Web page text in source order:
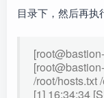
目录下，然后再执
/root/hosts.txt
[1] 16:34:34